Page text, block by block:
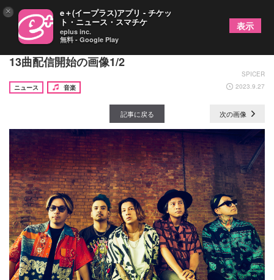
The Ravens、2ndアルバム『SCARECROWS』全
13曲配信開始の画像1/2
SPICER
ニュース
音楽 2023.9.27
記事に戻る 次の画像
× e＋(イープラス)アプリ - チケッ
ト・ニュース・スマチケ
eplus inc.
無料 - Google Play
表示